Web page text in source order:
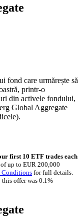
fond care urmărește să
printr-o
din activele fondului,
Global Aggregate
first 10 ETF trades each
up to EUR 200,000
Conditionsfor full details.
offer was 0.1%